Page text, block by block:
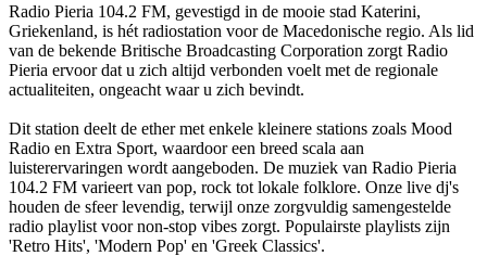
Radio Pieria 104.2 FM, gevestigd in de mooie stad Katerini,
Griekenland, is hét radiostation voor de Macedonische regio. Als lid
van de bekende Britische Broadcasting Corporation zorgt Radio
Pieria ervoor dat u zich altijd verbonden voelt met de regionale
actualiteiten, ongeacht waar u zich bevindt.
Dit station deelt de ether met enkele kleinere stations zoals Mood
Radio en Extra Sport, waardoor een breed scala aan
luisterervaringen wordt aangeboden. De muziek van Radio Pieria
104.2 FM varieert van pop, rock tot lokale folklore. Onze live dj's
houden de sfeer levendig, terwijl onze zorgvuldig samengestelde
radio playlist voor non-stop vibes zorgt. Populairste playlists zijn
'Retro Hits', 'Modern Pop' en 'Greek Classics'.